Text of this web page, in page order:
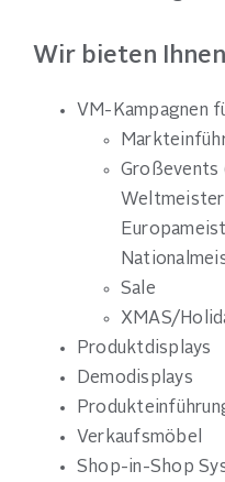
Wir bieten
VM-Kampagnen
Großevents
Sale
XMAS/
Produktdisplays
Demodisplays
Verkaufsmöbel
Shop-in-Shop